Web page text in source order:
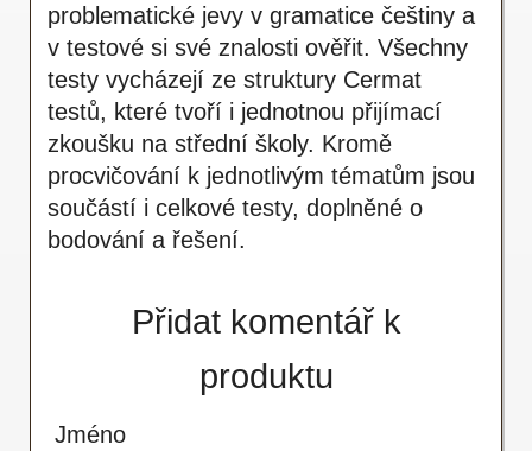
problematické jevy v gramatice češtiny a
v testové si své znalosti ověřit. Všechny
testy vycházejí ze struktury Cermat
testů, které tvoří i jednotnou přijímací
zkoušku na střední školy. Kromě
procvičování k jednotlivým tématům jsou
součástí i celkové testy, doplněné o
bodování a řešení.
Přidat komentář k
produktu
Jméno